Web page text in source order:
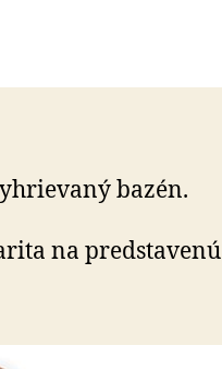
rozhadzuje
bazén.
na predstavenú